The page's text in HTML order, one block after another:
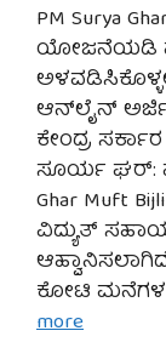
PM Surya
ಯೋಜನೆಯಡಿ
ಆನ್‌ಲೈನ್ ಅರ್ಜಿ
ಕೇಂದ್ರ
ಸೂರ್ಯ ಘರ್:
Ghar Muft
ವಿದ್ಯುತ್
ಕೋಟಿ ಮನೆಗಳ
more